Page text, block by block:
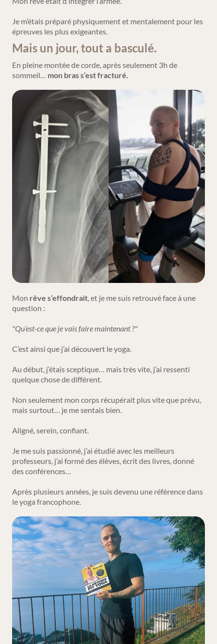
Je m’étais préparé physiquement et mentalement pour les
épreuves les plus exigeantes.
Mais un jour, tout a basculé.
En pleine montée de corde, après seulement 3h de
sommeil… mon bras s’est fracturé.
Mon rêve s’effondrait, et je me suis retrouvé face à une
question :
"Qu’est-ce que je vais faire maintenant ?"
C’est ainsi que j’ai découvert le yoga.
Au début, j’étais sceptique… mais très vite, j’ai ressenti
quelque chose de différent.
Non seulement mon corps récupérait plus vite que prévu,
mais surtout… je me sentais bien.
Aligné, serein, confiant.
Je me suis passionné, j’ai étudié avec les meilleurs
professeurs, j’ai formé des élèves, écrit des livres, donné
des conférences…
Après plusieurs années, je suis devenu une référence dans
le yoga francophone.